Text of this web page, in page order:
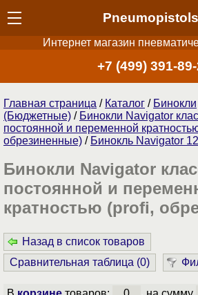
Pneumopistols
Интернет магазин
+7 (499) 391-
Главная страница / Каталог / Бинокли
(Бюджетные) / Бинокли Navigator
постоянной и переменной
обрезиненные) / Бинокль Navigator
Бинокли Navigator
постоянной и
кратностью (profi,
Назад в список товаров
Сравнительная таблица (0)